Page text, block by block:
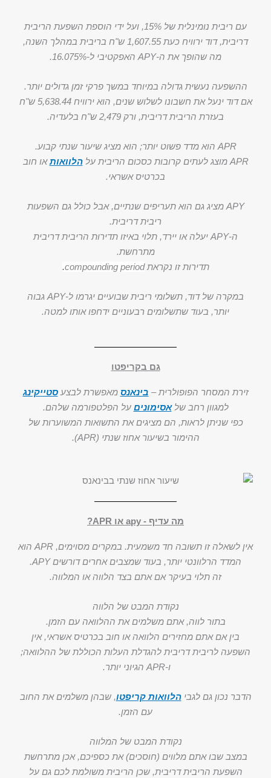
עם ריבית נומינלית של 15%, ועל ידי הוספת השפעת הריבית
דריבית, דוד ירוויח כעת 1,607.55 ש"ח בריבית במהלך השנה,
מה שהופך את ה-APY האפקטיבי ל-16.075%.
ההשפעה נעשית גדולה במיוחד במשך פרקי זמן גדולים יותר.
אם דוד ינעל את חשבונו לשלוש שנים, הוא ירוויח 5,638.44 ש"ח
בעזרת הריבית דריבית, ורק 2,479 ש"ח בלעדיה.
APR הוא מדד פשוט יותר; הוא מציג שיעור שנתי קבוע.
APR מוצג לעתים קרובות כסכום הריבית על
הלוואותאו חוב
בכרטיס אשראי.
APY מציג גם הוא תעריפים שנתיים, אבל כולל גם השפעות
ריבית דריבית.
ה-APY יעלה או יירד, תלוי באיזו תדירות הריבית דריבית
מתרחשת.
תדירות זו נקראתcompounding period
.
במקרה של דוד, תשלומי ריבית שבועיים יגרמו ל-APY גבוה
יותר, בעוד שתשלומים רבעוניים ידחפו אותו למטה.
גם בקריפטו
זירת המסחר הפופולרית – בינאנס מאפשרת לבצעסטייקינג
למגוון רחב שלאסימונים על הפלטפורמה שלהם.
כפי שניתן לראות, הם מציגים את התשואות המשוערות של
ההימור בשיעור אחוז שנתי (APR).
מה עדיף - apy או APR?
אין לשאלה זו תשובה חד משמעית. במקרים מסוימים, APR הוא
המדד הרלוונטי יותר, בעוד שמצבים אחרים דורשים APY.
זה תלוי בעיקר אם אתם בצד הלווה או המלווה.
נקודת המבט של הלווה
בתור לווה, אתם משלמים את ההלוואה עם הזמן.
בין אם אתם מחזירים הלוואה או חוב בכרטיס אשראי, אין
השפעה לריבית דריבית להגדלת העלות הכוללת של ההלוואה;
ו-APR הגיוני יותר.
הדבר נכון גם לגביהלוואות קריפטו, שבהן משלמים את החוב
עם הזמן.
נקודת המבט של המלווה
במצב שבו אתם מלווים (חוסכים) את כספיכם, אכן מתרחשת
השפעת הריבית דריבית, שכן הריבית משולמת לכם גם על